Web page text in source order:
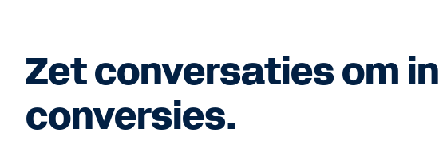
Zet conversaties om in
conversies.